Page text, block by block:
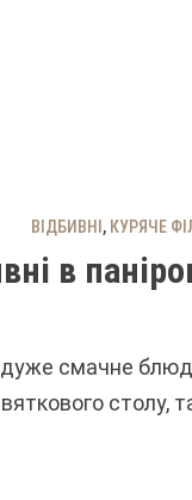
ВІДБИВНІ, КУРЯЧЕ
в
дуже смачне
столу,